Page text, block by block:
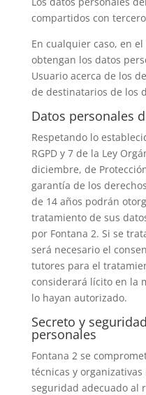
compartidos con
En cualquier caso, en
obtengan los datos
Usuario acerca de los
de destinatarios de los
Datos personales
Respetando lo
RGPD y 7 de la Ley
diciembre, de
garantía de los
de 14 años podrán
tratamiento de sus
por Fontana 2. Si se
será necesario el
tutores para el
considerará lícito en la
lo hayan autorizado.
Secreto y
personales
Fontana 2 se
técnicas y
seguridad adecuado al